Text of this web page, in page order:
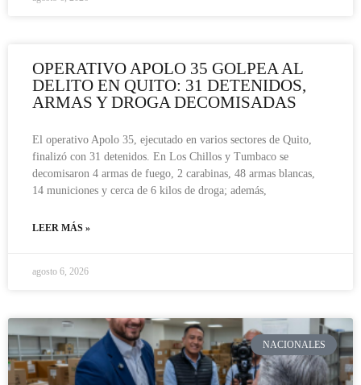
OPERATIVO APOLO 35 GOLPEA AL
DELITO EN QUITO: 31 DETENIDOS,
ARMAS Y DROGA DECOMISADAS
El operativo Apolo 35, ejecutado en varios sectores de Quito,
finalizó con 31 detenidos. En Los Chillos y Tumbaco se
decomisaron 4 armas de fuego, 2 carabinas, 48 armas blancas,
14 municiones y cerca de 6 kilos de droga; además,
LEER MÁS »
agosto 6, 2026
NACIONALES